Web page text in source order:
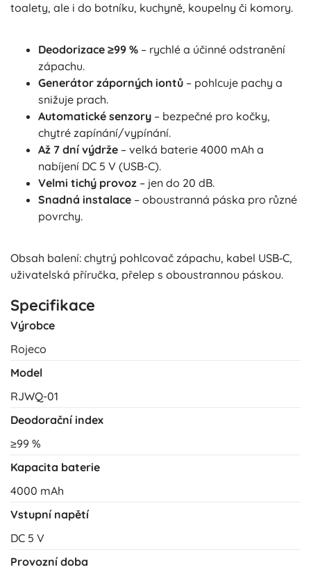
toalety, ale i do botníku, kuchyně, koupelny či komory.
Deodorizace ≥99 % – rychlé a účinné odstranění
zápachu.
Generátor záporných iontů – pohlcuje pachy a
snižuje prach.
Automatické senzory – bezpečné pro kočky,
chytré zapínání/vypínání.
Až 7 dní výdrže – velká baterie 4000 mAh a
nabíjení DC 5 V (USB-C).
Velmi tichý provoz – jen do 20 dB.
Snadná instalace – oboustranná páska pro různé
povrchy.
Obsah balení: chytrý pohlcovač zápachu, kabel USB‑C,
uživatelská příručka, přelep s oboustrannou páskou.
Specifikace
Výrobce
Rojeco
Model
RJWQ-01
Deodorační index
≥99 %
Kapacita baterie
4000 mAh
Vstupní napětí
DC 5 V
Provozní doba